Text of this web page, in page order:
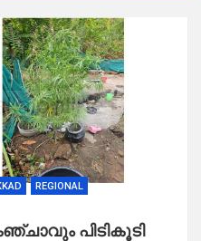
REGIONAL
പിടികൂടി